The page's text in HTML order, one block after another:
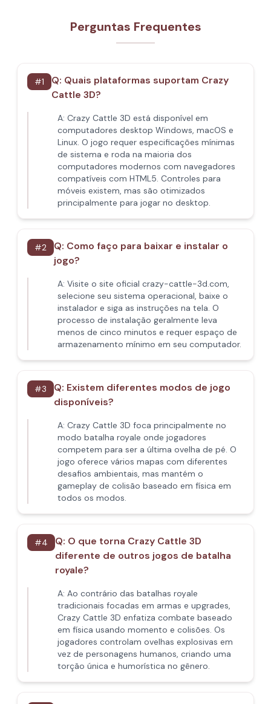
Perguntas Frequentes
#1 Q: Quais plataformas suportam Crazy
Cattle 3D?
A: Crazy Cattle 3D está disponível em
computadores desktop Windows, macOS e
Linux. O jogo requer especificações mínimas
de sistema e roda na maioria dos
computadores modernos com navegadores
compatíveis com HTML5. Controles para
móveis existem, mas são otimizados
principalmente para jogar no desktop.
#2 Q: Como faço para baixar e instalar o
jogo?
A: Visite o site oficial crazy-cattle-3d.com,
selecione seu sistema operacional, baixe o
instalador e siga as instruções na tela. O
processo de instalação geralmente leva
menos de cinco minutos e requer espaço de
armazenamento mínimo em seu computador.
#3 Q: Existem diferentes modos de jogo
disponíveis?
A: Crazy Cattle 3D foca principalmente no
modo batalha royale onde jogadores
competem para ser a última ovelha de pé. O
jogo oferece vários mapas com diferentes
desafios ambientais, mas mantém o
gameplay de colisão baseado em física em
todos os modos.
#4 Q: O que torna Crazy Cattle 3D
diferente de outros jogos de batalha
royale?
A: Ao contrário das batalhas royale
tradicionais focadas em armas e upgrades,
Crazy Cattle 3D enfatiza combate baseado
em física usando momento e colisões. Os
jogadores controlam ovelhas explosivas em
vez de personagens humanos, criando uma
torção única e humorística no gênero.